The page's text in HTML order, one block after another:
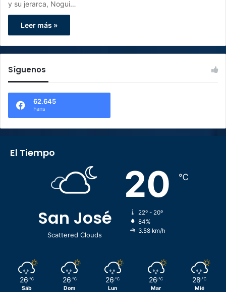
y su jerarca, Nogui…
Leer más »
Síguenos
62.645
Fans
El Tiempo
San José
Scattered Clouds
20 ℃
22º - 20º
84%
3.58 km/h
26 ℃
Sáb
26 ℃
Dom
26 ℃
Lun
26 ℃
Mar
28 ℃
Mié